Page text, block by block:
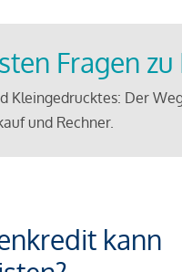
Fragen
Kleingedrucktes: Der
und Rechner.
kann